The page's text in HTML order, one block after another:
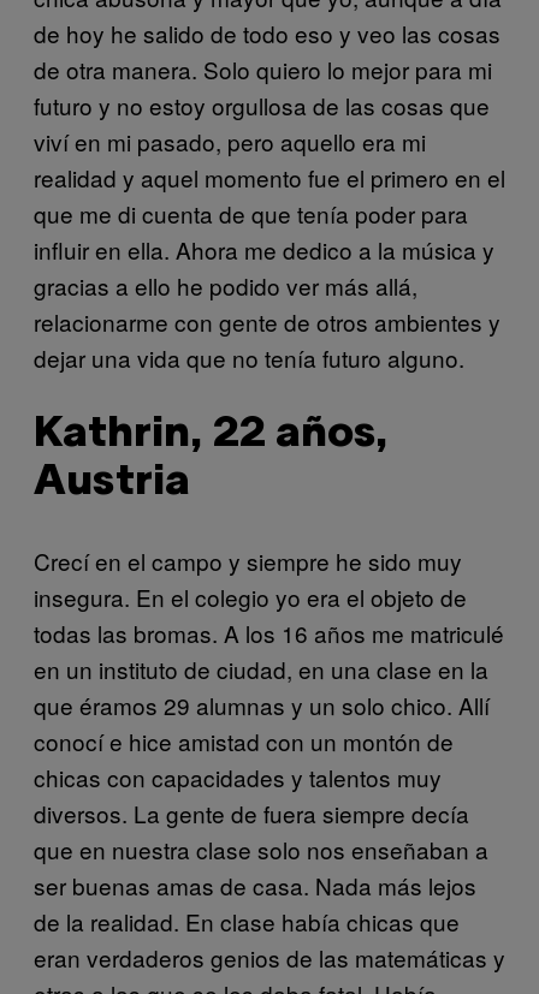
de hoy he salido de todo eso y veo las cosas
de otra manera. Solo quiero lo mejor para mi
futuro y no estoy orgullosa de las cosas que
viví en mi pasado, pero aquello era mi
realidad y aquel momento fue el primero en el
que me di cuenta de que tenía poder para
influir en ella. Ahora me dedico a la música y
gracias a ello he podido ver más allá,
relacionarme con gente de otros ambientes y
dejar una vida que no tenía futuro alguno.
Kathrin, 22 años,
Austria
Crecí en el campo y siempre he sido muy
insegura. En el colegio yo era el objeto de
todas las bromas. A los 16 años me matriculé
en un instituto de ciudad, en una clase en la
que éramos 29 alumnas y un solo chico. Allí
conocí e hice amistad con un montón de
chicas con capacidades y talentos muy
diversos. La gente de fuera siempre decía
que en nuestra clase solo nos enseñaban a
ser buenas amas de casa. Nada más lejos
de la realidad. En clase había chicas que
eran verdaderos genios de las matemáticas y